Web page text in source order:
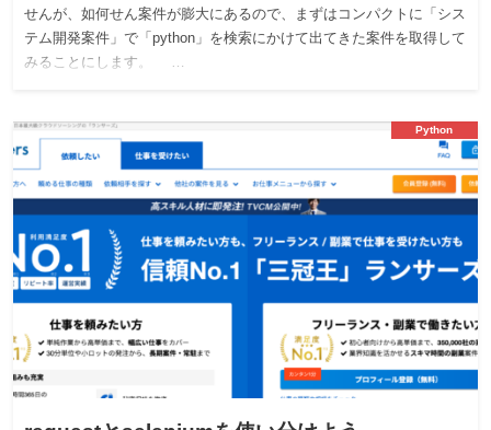
せんが、如何せん案件が膨大にあるので、まずはコンパクトに「シス
テム開発案件」で「python」を検索にかけて出てきた案件を取得して
みることにします。 …
Python